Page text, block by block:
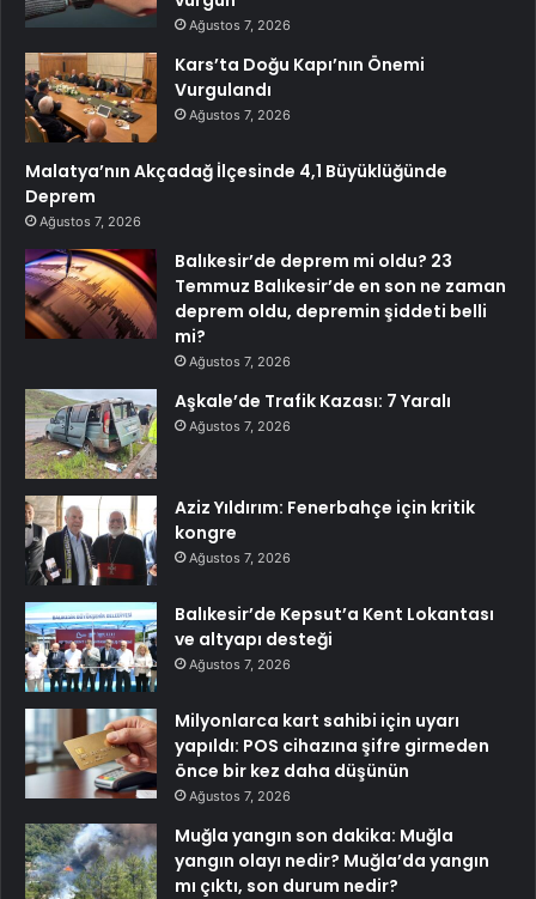
Ağustos 7, 2026
Kars’ta Doğu Kapı’nın Önemi
Vurgulandı
Ağustos 7, 2026
Malatya’nın Akçadağ İlçesinde 4,1 Büyüklüğünde
Deprem
Ağustos 7, 2026
Balıkesir’de deprem mi oldu? 23
Temmuz Balıkesir’de en son ne zaman
deprem oldu, depremin şiddeti belli
mi?
Ağustos 7, 2026
Aşkale’de Trafik Kazası: 7 Yaralı
Ağustos 7, 2026
Aziz Yıldırım: Fenerbahçe için kritik
kongre
Ağustos 7, 2026
Balıkesir’de Kepsut’a Kent Lokantası
ve altyapı desteği
Ağustos 7, 2026
Milyonlarca kart sahibi için uyarı
yapıldı: POS cihazına şifre girmeden
önce bir kez daha düşünün
Ağustos 7, 2026
Muğla yangın son dakika: Muğla
yangın olayı nedir? Muğla’da yangın
mı çıktı, son durum nedir?